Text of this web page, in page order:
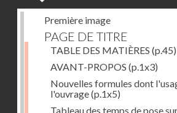
Première image
PAGE DE TITRE
TABLE DES MATIÈRES (p.45)
AVANT-PROPOS (p.1x3)
Nouvelles formules dont
l'ouvrage(p.1x5)
Tableau des temps de pose